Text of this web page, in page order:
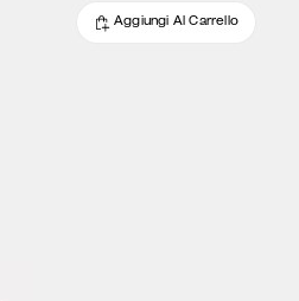
Aggiungi Al Carrello